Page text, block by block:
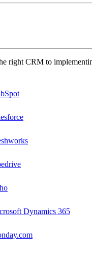
right CRM to
Dynamics 365